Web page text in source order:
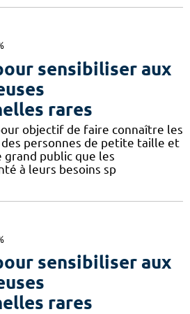
sensibiliser aux
rares
objectif de faire connaître les
personnes de petite taille et
public que les
à leurs besoins sp
sensibiliser aux
rares